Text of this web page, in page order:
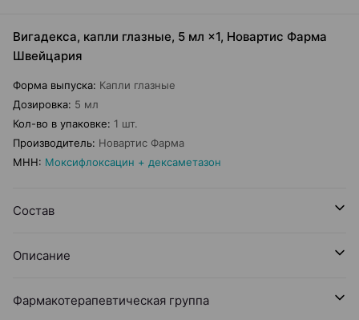
Вигадекса, капли глазные, 5 мл ×1, Новартис Фарма
Швейцария
Форма выпуска: Капли глазные
Дозировка: 5 мл
Кол-во в упаковке: 1 шт.
Производитель: Новартис Фарма
МНН: Моксифлоксацин + дексаметазон
Состав
Описание
Фармакотерапевтическая группа